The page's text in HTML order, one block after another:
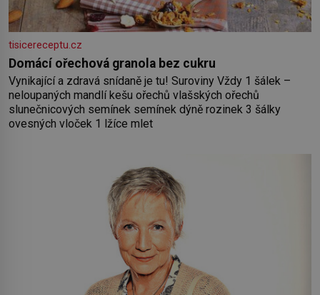
tisicereceptu.cz
Domácí ořechová granola bez cukru
Vynikající a zdravá snídaně je tu! Suroviny Vždy 1 šálek –
neloupaných mandlí kešu ořechů vlašských ořechů
slunečnicových semínek semínek dýně rozinek 3 šálky
ovesných vloček 1 lžíce mlet